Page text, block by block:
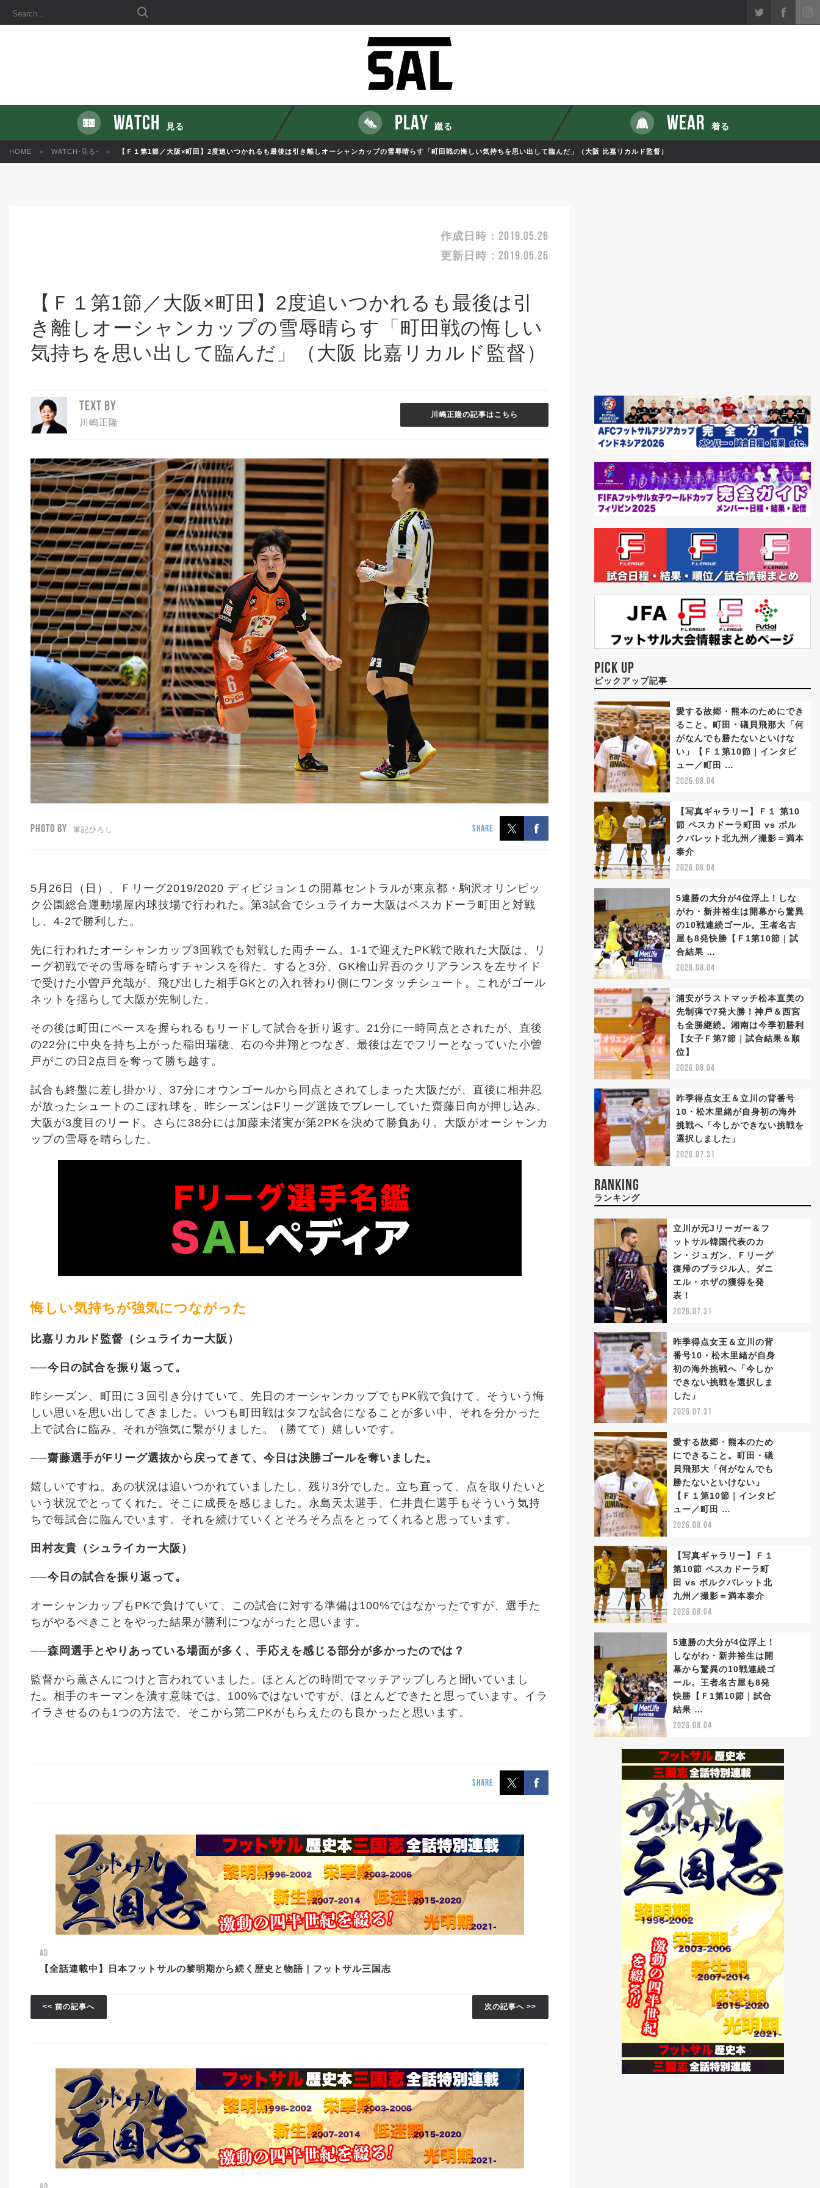
WATCH 見る PLAY 蹴る WEAR 着る
HOME WATCH-見る- 【Ｆ１第1節／大阪×町田】2度追いつかれるも最後は引き離しオーシャンカップの雪辱晴らす「町田戦の悔しい気持ちを思い出して臨んだ」（大阪 比嘉リカルド監督）
作成日時： 2019.05.26
更新日時： 2019.05.26
【Ｆ１第1節／大阪×町田】2度追いつかれるも最後は引
き離しオーシャンカップの雪辱晴らす「町田戦の悔しい
気持ちを思い出して臨んだ」（大阪 比嘉リカルド監督）
TEXT BY
川嶋正隆
川嶋正隆の記事はこちら
PHOTO BY 軍記ひろし SHARE
5月26日（日）、Ｆリーグ2019/2020 ディビジョン１の開幕セントラルが東京都・駒沢オリンピッ
ク公園総合運動場屋内球技場で行われた。第3試合でシュライカー大阪はペスカドーラ町田と対戦
し、4-2で勝利した。
先に行われたオーシャンカップ3回戦でも対戦した両チーム。1-1で迎えたPK戦で敗れた大阪は、リ
ーグ初戦でその雪辱を晴らすチャンスを得た。すると3分、GK檜山昇吾のクリアランスを左サイド
で受けた小曽戸允哉が、飛び出した相手GKとの入れ替わり側にワンタッチシュート。これがゴール
ネットを揺らして大阪が先制した。
その後は町田にペースを握られるもリードして試合を折り返す。21分に一時同点とされたが、直後
の22分に中央を持ち上がった稲田瑞穂、右の今井翔とつなぎ、最後は左でフリーとなっていた小曽
戸がこの日2点目を奪って勝ち越す。
試合も終盤に差し掛かり、37分にオウンゴールから同点とされてしまった大阪だが、直後に相井忍
が放ったシュートのこぼれ球を、昨シーズンはFリーグ選抜でプレーしていた齋藤日向が押し込み、
大阪が3度目のリード。さらに38分には加藤未渚実が第2PKを決めて勝負あり。大阪がオーシャンカ
ップの雪辱を晴らした。
悔しい気持ちが強気につながった
比嘉リカルド監督（シュライカー大阪）
──今日の試合を振り返って。
昨シーズン、町田に３回引き分けていて、先日のオーシャンカップでもPK戦で負けて、そういう悔
しい思いを思い出してきました。いつも町田戦はタフな試合になることが多い中、それを分かった
上で試合に臨み、それが強気に繋がりました。（勝てて）嬉しいです。
──齋藤選手がFリーグ選抜から戻ってきて、今日は決勝ゴールを奪いました。
嬉しいですね。あの状況は追いつかれていましたし、残り3分でした。立ち直って、点を取りたいと
いう状況でとってくれた。そこに成長を感じました。永島天太選手、仁井貴仁選手もそういう気持
ちで毎試合に臨んでいます。それを続けていくとそろそろ点をとってくれると思っています。
田村友貴（シュライカー大阪）
──今日の試合を振り返って。
オーシャンカップもPKで負けていて、この試合に対する準備は100%ではなかったですが、選手た
ちがやるべきことをやった結果が勝利につながったと思います。
──森岡選手とやりあっている場面が多く、手応えを感じる部分が多かったのでは？
監督から薫さんにつけと言われていました。ほとんどの時間でマッチアップしろと聞いていまし
た。相手のキーマンを潰す意味では、100%ではないですが、ほとんどできたと思っています。イラ
イラさせるのも1つの方法で、そこから第二PKがもらえたのも良かったと思います。
SHARE
AD
【全話連載中】日本フットサルの黎明期から続く歴史と物語｜フットサル三国志
<< 前の記事へ 次の記事へ >>
PICK UP
ピックアップ記事
愛する故郷・熊本のためにでき
ること。町田・礒貝飛那大「何
がなんでも勝たないといけな
い」【Ｆ１第10節｜インタビ
ュー／町田 …
2026.08.04
【写真ギャラリー】Ｆ１ 第10
節 ペスカドーラ町田 vs ボル
クバレット北九州／撮影＝満本
泰介
2026.08.04
5連勝の大分が4位浮上！しな
がわ・新井裕生は開幕から驚異
の10戦連続ゴール。王者名古
屋も8発快勝【Ｆ1第10節｜試
合結果 …
2026.08.04
浦安がラストマッチ松本直美の
先制弾で7発大勝！神戸＆西宮
も全勝継続。湘南は今季初勝利
【女子Ｆ第7節｜試合結果＆順
位】
2026.08.04
昨季得点女王＆立川の背番号
10・松木里緒が自身初の海外
挑戦へ「今しかできない挑戦を
選択しました」
2026.07.31
RANKING
ランキング
立川が元Jリーガー＆フ
ットサル韓国代表のカ
ン・ジュガン、Ｆリーグ
復帰のブラジル人、ダニ
エル・ホザの獲得を発
表！
2026.07.31
昨季得点女王＆立川の背
番号10・松木里緒が自身
初の海外挑戦へ「今しか
できない挑戦を選択しま
した」
2026.07.31
愛する故郷・熊本のため
にできること。町田・礒
貝飛那大「何がなんでも
勝たないといけない」
【Ｆ１第10節｜インタビ
ュー／町田 …
2026.08.04
【写真ギャラリー】Ｆ１
第10節 ペスカドーラ町
田 vs ボルクバレット北
九州／撮影＝満本泰介
2026.08.04
5連勝の大分が4位浮上！
しながわ・新井裕生は開
幕から驚異の10戦連続ゴ
ール。王者名古屋も8発
快勝【Ｆ1第10節｜試合
結果 …
2026.08.04